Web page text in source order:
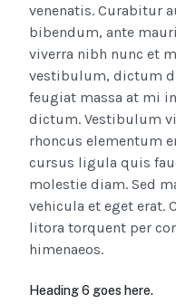
venenatis. Curabitur
bibendum, ante
viverra nibh nunc et
vestibulum, dictum
feugiat massa at mi
dictum. Vestibulum
rhoncus elementum
cursus ligula quis
molestie diam. Sed
vehicula et eget erat.
litora torquent per
himenaeos.
Heading 6 goes here.